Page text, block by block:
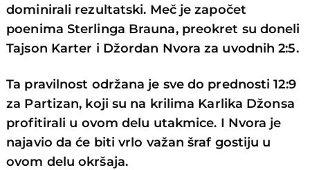
dominirali rezultatski. Meč je započet
poenima Sterlinga Brauna, preokret su doneli
Tajson Karter i Džordan Nvora za uvodnih 2:5.
Ta pravilnost održana je sve do prednosti 12:9
za Partizan, koji su na krilima Karlika Džonsa
profitirali u ovom delu utakmice. I Nvora je
najavio da će biti vrlo važan šraf gostiju u
ovom delu okršaja.